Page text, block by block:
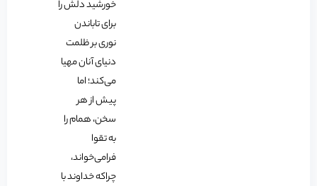
خورشید دلش را
برای تاباندن
نوری بر ظلمت
دنیای آنان مهیا
می‌کند؛ اما
پیش از هر
سخن، همام را
به تقوا
فرامی‌خواند،
چراکه خداوند با